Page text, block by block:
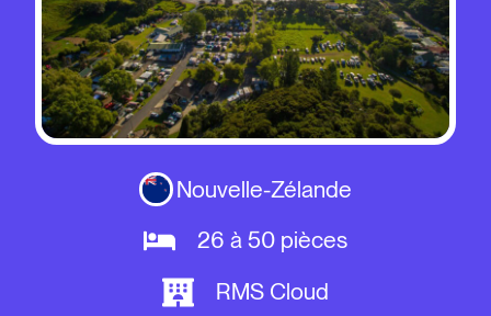
Nouvelle-Zélande
26 à 50 pièces
RMS Cloud